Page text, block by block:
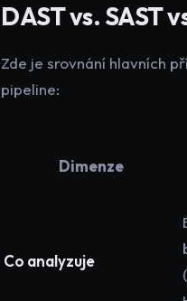
DAST vs. SAST
Zde je srovnání hlavních
pipeline:
Dimenze
Co analyzuje